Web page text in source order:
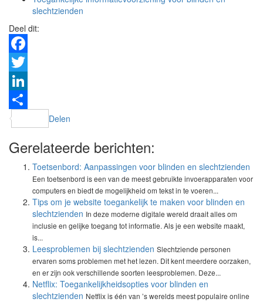
slechtzienden
Deel dit:
Facebook
Twitter
LinkedIn
Delen
Gerelateerde berichten:
Toetsenbord: Aanpassingen voor blinden en slechtzienden
Een toetsenbord is een van de meest gebruikte invoerapparaten voor
computers en biedt de mogelijkheid om tekst in te voeren...
Tips om je website toegankelijk te maken voor blinden en
slechtzienden In deze moderne digitale wereld draait alles om
inclusie en gelijke toegang tot informatie. Als je een website maakt,
is...
Leesproblemen bij slechtzienden Slechtziende personen
ervaren soms problemen met het lezen. Dit kent meerdere oorzaken,
en er zijn ook verschillende soorten leesproblemen. Deze...
Netflix: Toegankelijkheidsopties voor blinden en
slechtzienden Netflix is één van ’s werelds meest populaire online